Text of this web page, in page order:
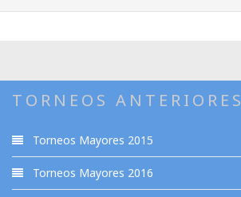
TORNEOS ANTERIORES
Torneos Mayores 2015
Torneos Mayores 2016